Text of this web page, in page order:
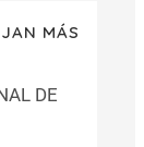
MÁS
DE